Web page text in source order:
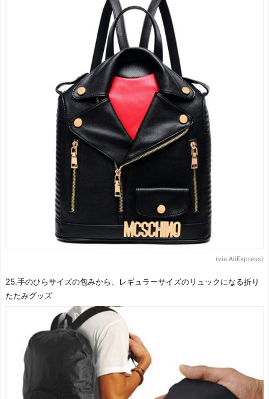
(via AliExpress)
25.手のひらサイズの包みから、レギュラーサイズのリュックになる折り
たたみグッズ